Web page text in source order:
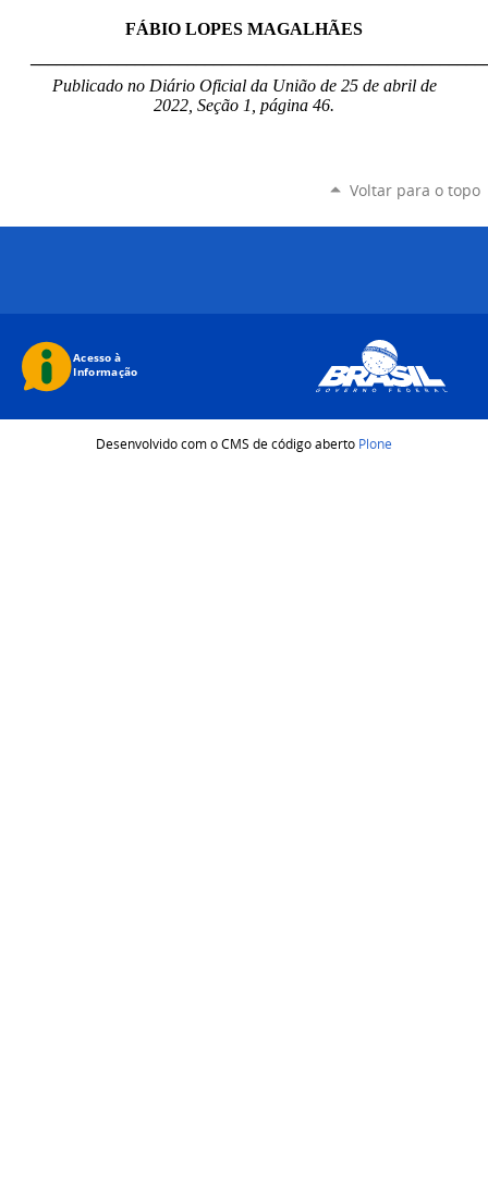
FÁBIO LOPES MAGALHÃES
Publicado no Diário Oficial da União de 25 de abril de
2022, Seção 1, página 46.
Voltar para o topo
Desenvolvido com o CMS de código aberto Plone